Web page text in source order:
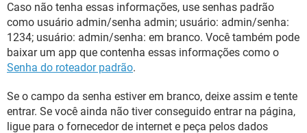
Caso não tenha essas informações, use senhas padrão
como usuário admin/senha admin; usuário: admin/senha:
1234; usuário: admin/senha: em branco. Você também pode
baixar um app que contenha essas informações como o
Senha do roteador padrão.
Se o campo da senha estiver em branco, deixe assim e tente
entrar. Se você ainda não tiver conseguido entrar na página,
ligue para o fornecedor de internet e peça pelos dados